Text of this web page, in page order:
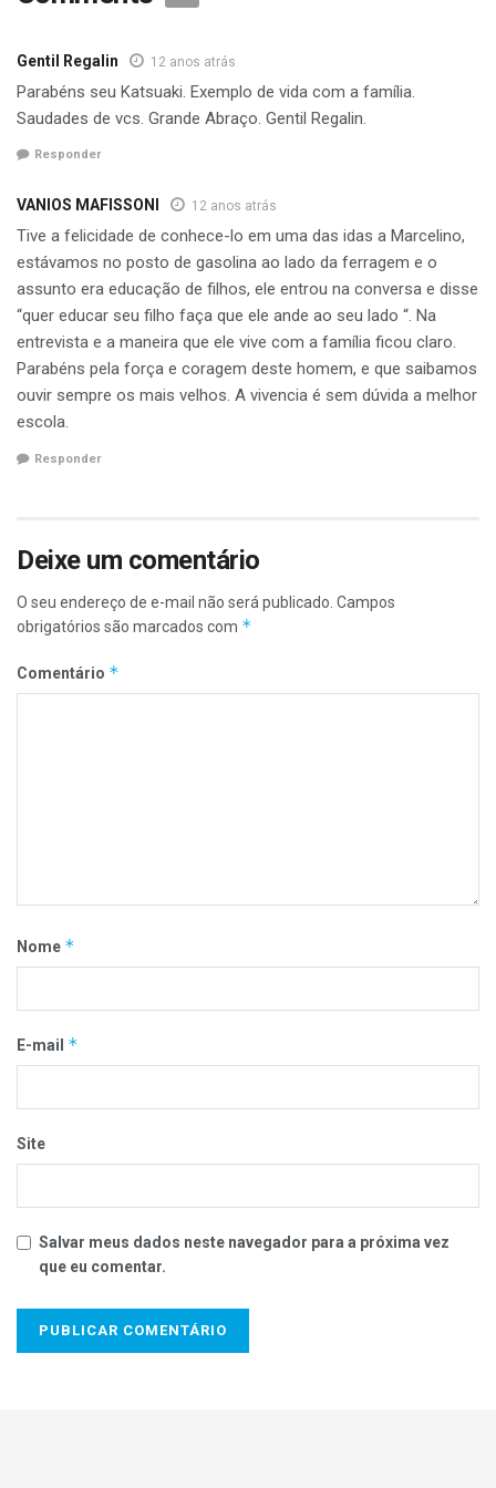
Gentil Regalin 12 anos atrás
Parabéns seu Katsuaki. Exemplo de vida com a família.
Saudades de vcs. Grande Abraço. Gentil Regalin.
Responder
VANIOS MAFISSONI 12 anos atrás
Tive a felicidade de conhece-lo em uma das idas a Marcelino,
estávamos no posto de gasolina ao lado da ferragem e o
assunto era educação de filhos, ele entrou na conversa e disse
“quer educar seu filho faça que ele ande ao seu lado “. Na
entrevista e a maneira que ele vive com a família ficou claro.
Parabéns pela força e coragem deste homem, e que saibamos
ouvir sempre os mais velhos. A vivencia é sem dúvida a melhor
escola.
Responder
Deixe um comentário
O seu endereço de e-mail não será publicado. Campos
obrigatórios são marcados com *
Comentário *
Nome *
E-mail *
Site
Salvar meus dados neste navegador para a próxima vez
que eu comentar.